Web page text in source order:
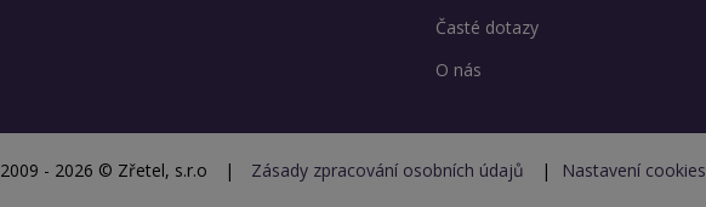
Časté dotazy
O nás
2009 - 2026 © Zřetel, s.r.o | Zásady zpracování osobních údajů | Nastavení cookies